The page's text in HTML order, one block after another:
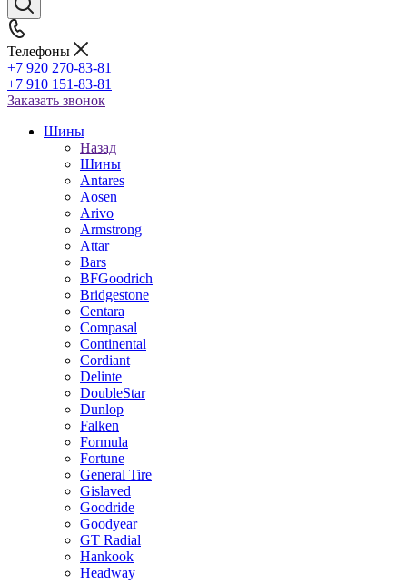
Телефоны
+7 920 270-83-81
+7 910 151-83-81
Заказать звонок
Шины
Назад
Шины
Antares
Aosen
Arivo
Armstrong
Attar
Bars
BFGoodrich
Bridgestone
Centara
Compasal
Continental
Cordiant
Delinte
DoubleStar
Dunlop
Falken
Formula
Fortune
General Tire
Gislaved
Goodride
Goodyear
GT Radial
Hankook
Headway